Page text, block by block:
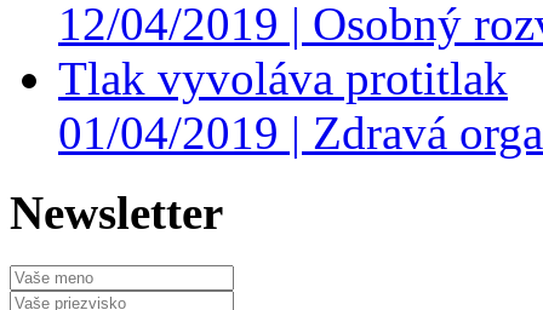
12/04/2019 | Osobný
Tlak vyvoláva protitlak
01/04/2019 | Zdravá
Newsletter